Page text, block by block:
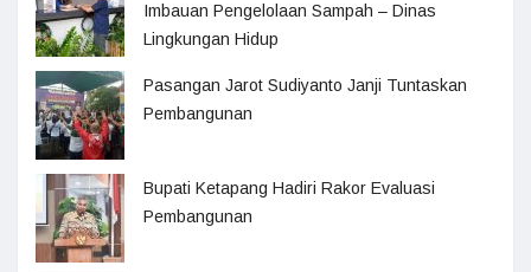
Imbauan Pengelolaan Sampah – Dinas
Lingkungan Hidup
Pasangan Jarot Sudiyanto Janji Tuntaskan
Pembangunan
Bupati Ketapang Hadiri Rakor Evaluasi
Pembangunan